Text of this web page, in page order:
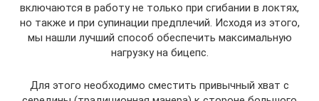
включаются в работу не только при сгибании в локтях,
но также и при супинации предплечий. Исходя из этого,
мы нашли лучший способ обеспечить максимальную
нагрузку на бицепс.
Для этого необходимо сместить привычный хват с